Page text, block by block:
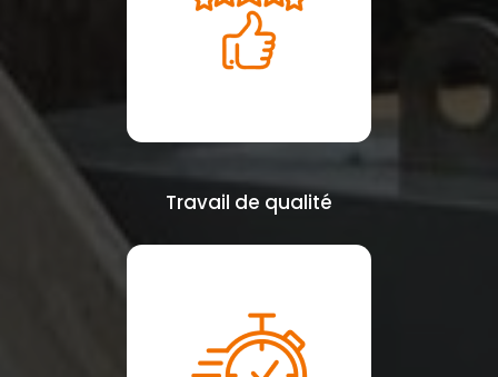
Travail de qualité